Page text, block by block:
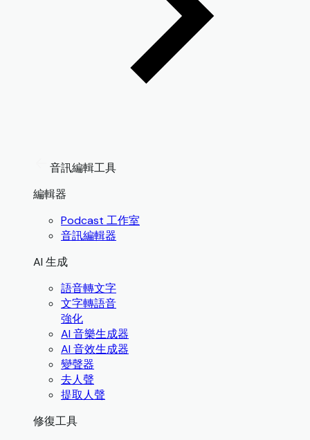
音訊編輯工具
編輯器
Podcast 工作室
音訊編輯器
AI 生成
語音轉文字
文字轉語音
強化
AI 音樂生成器
AI 音效生成器
變聲器
去人聲
提取人聲
修復工具